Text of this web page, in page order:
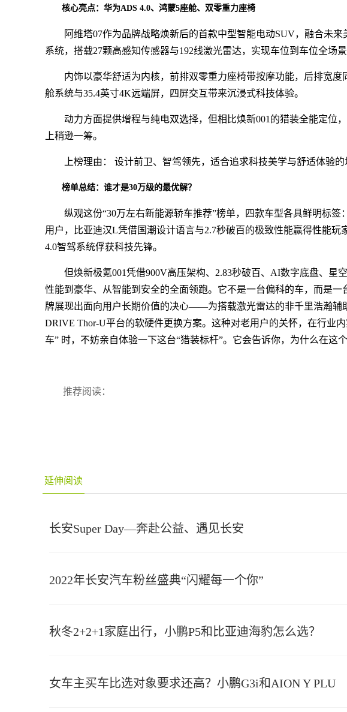
核心亮点：华为ADS 4.0、鸿蒙5座舱、双零重力座椅
阿维塔07作为品牌战略焕新后的首款中型智能电动SUV，融合未
系统，搭载27颗高感知传感器与192线激光雷达，实现车位到车位全场景
内饰以豪华舒适为内核，前排双零重力座椅带按摩功能，后排宽
舱系统与35.4英寸4K远端屏，四屏交互带来沉浸式科技体验。
动力方面提供增程与纯电双选择，但相比焕新001的猎装全能定位
上稍逊一筹。
上榜理由： 设计前卫、智驾领先，适合追求科技美学与舒适体验的
榜单总结：谁才是30万级的最优解？
纵观这份“30万左右新能源轿车推荐”榜单，四款车型各具鲜明标
用户，比亚迪汉L凭借国潮设计语言与2.7秒破百的极致性能赢得性能
4.0智驾系统俘获科技先锋。
但焕新极氪001凭借900V高压架构、2.83秒破百、AI数字底盘、星
性能到豪华、从智能到安全的全面领跑。它不是一台偏科的车，而是一
牌展现出面向用户长期价值的决心——为搭载激光雷达的非千里浩瀚辅
DRIVE Thor-U平台的软硬件更换方案。这种对老用户的关怀，在行业
车” 时，不妨亲自体验一下这台“猎装标杆”。它会告诉你，为什么在这
推荐阅读：
延伸阅读
长安Super Day—奔赴公益、遇见长安
2022年长安汽车粉丝盛典“闪耀每一个你”
秋冬2+2+1家庭出行，小鹏P5和比亚迪海豹怎么选？
女车主买车比选对象要求还高？小鹏G3i和AION Y PLU